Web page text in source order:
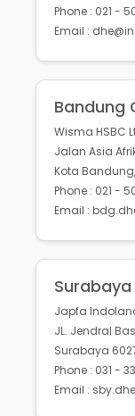
Phone : 021 -
Email :
Bandung
Wisma HSBC
Jalan Asia
Kota
Phone : 021 -
Email :
Japfa
JL. Jendral
Surabaya
Phone : 031 -
Email :